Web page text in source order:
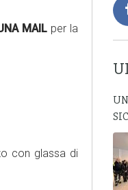
MAIL per la
con glassa di